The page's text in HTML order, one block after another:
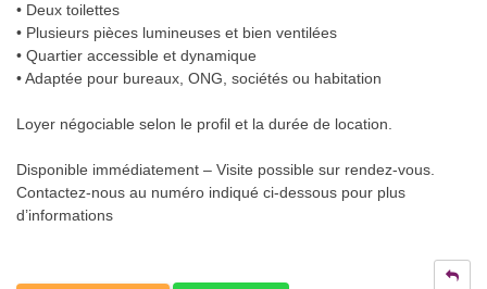
• Deux toilettes
• Plusieurs pièces lumineuses et bien ventilées
• Quartier accessible et dynamique
• Adaptée pour bureaux, ONG, sociétés ou habitation
Loyer négociable selon le profil et la durée de location.
Disponible immédiatement – Visite possible sur rendez-vous.
Contactez-nous au numéro indiqué ci-dessous pour plus
d’informations